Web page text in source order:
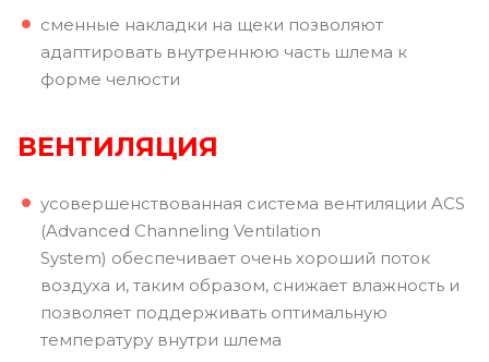
сменные накладки на щеки позволяют
адаптировать внутреннюю часть шлема к
форме челюсти
ВЕНТИЛЯЦИЯ
усовершенствованная система вентиляции ACS
(Advanced Channeling Ventilation
System) обеспечивает очень хороший поток
воздуха и, таким образом, снижает влажность и
позволяет поддерживать оптимальную
температуру внутри шлема